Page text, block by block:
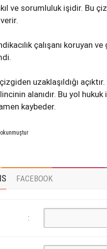
ve sorumluluk işidir. Bu
çalışanı koruyan
uzaklaşıldığı
alanıdır. Bu yol
kaybeder.
FACEBOOK
: